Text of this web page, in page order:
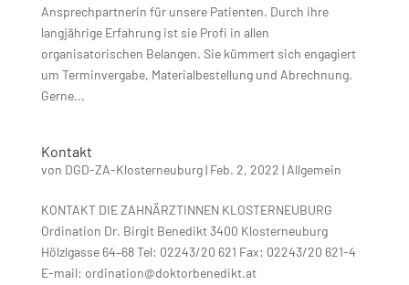
Ansprechpartnerin für unsere Patienten. Durch ihre
langjährige Erfahrung ist sie Profi in allen
organisatorischen Belangen. Sie kümmert sich engagiert
um Terminvergabe, Materialbestellung und Abrechnung.
Gerne...
Kontakt
von DGD-ZA-Klosterneuburg| Feb. 2, 2022 | Allgemein
KONTAKT DIE ZAHNÄRZTINNEN KLOSTERNEUBURG
Ordination Dr. Birgit Benedikt 3400 Klosterneuburg
Hölzlgasse 64–68 Tel: 02243/20 621 Fax: 02243/20 621-4
E-mail: ordination@doktorbenedikt.at